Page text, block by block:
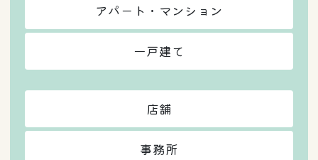
アパート・マンション
一戸建て
店舗
事務所